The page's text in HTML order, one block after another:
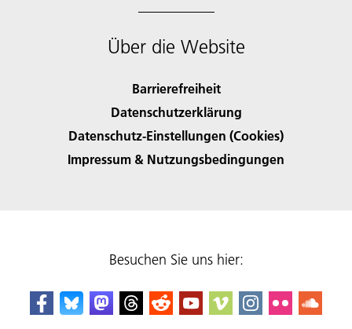
Über die Website
Barrierefreiheit
Datenschutzerklärung
Datenschutz-Einstellungen (Cookies)
Impressum & Nutzungsbedingungen
Besuchen Sie uns hier: